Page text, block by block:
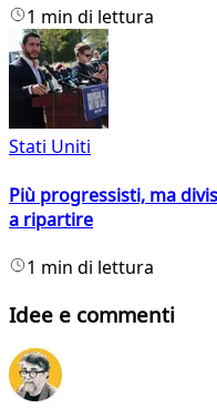
1 min di lettura
Stati Uniti
Più progressisti, ma
a ripartire
1 min di lettura
Idee e commenti